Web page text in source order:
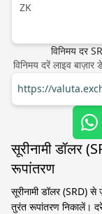
ZK
विनिमय दर
विनिमय दरें लाइव
https://
सूरीनामी डॉलर
रूपांतरण
सूरीनामी डॉलर (SRD) से
तुरंत रूपांतरण निकालें।